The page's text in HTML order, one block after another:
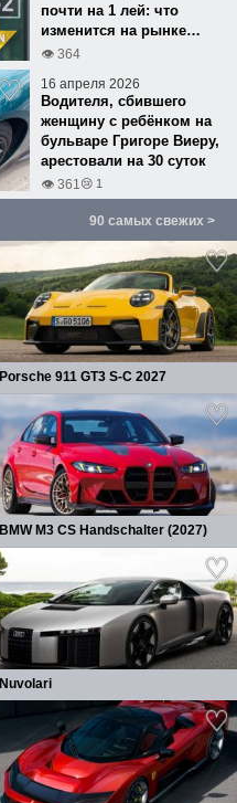
почти на 1 лей: что
изменится на рынке
топлива
👁 364
16 апреля 2026
Водителя, сбившего
женщину с ребёнком на
бульваре Григоре Виеру,
арестовали на 30 суток
👁 361😢 1
90 самых свежих >
Porsche 911 GT3 S-C 2027
BMW M3 CS Handschalter (2027)
Nuvolari